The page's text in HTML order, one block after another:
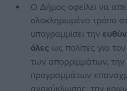
Ο Δήμος οφείλει να
ολοκληρωμένο τρόπο
υπογραμμίσει την
όλες ως πολίτες για
των απορριμμάτων,
προγραμμάτων
ανακύκλωσης, την